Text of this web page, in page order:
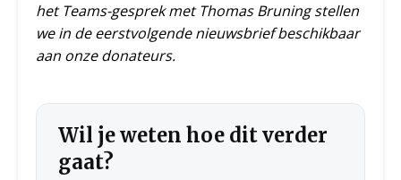
het Teams-gesprek met Thomas Bruning stellen
we in de eerstvolgende nieuwsbrief beschikbaar
aan onze donateurs.
Wil je weten hoe dit verder
gaat?